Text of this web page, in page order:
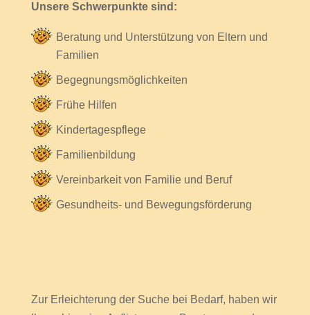
Unsere Schwerpunkte sind:
Beratung und Unterstützung von Eltern und
Familien
Begegnungsmöglichkeiten
Frühe Hilfen
Kindertagespflege
Familienbildung
Vereinbarkeit von Familie und Beruf
Gesundheits- und Bewegungsförderung
Zur Erleichterung der Suche bei Bedarf, haben wir